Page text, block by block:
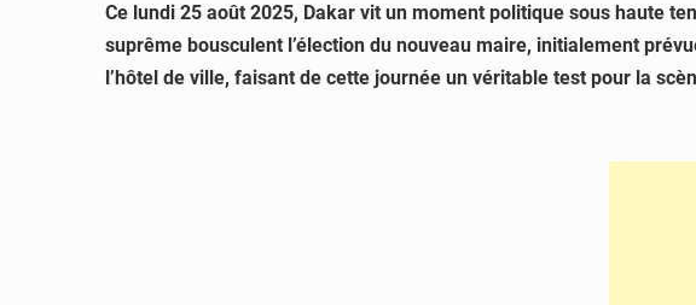
Ce lundi 25 août 2025, Dakar vit un moment politique sous haute
suprême bousculent l’élection du nouveau maire, initialement
l’hôtel de ville, faisant de cette journée un véritable test pour la